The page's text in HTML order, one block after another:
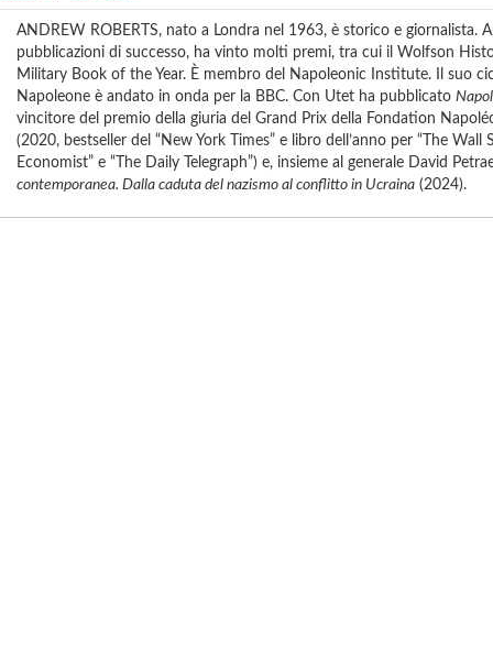
ANDREW ROBERTS, nato a Londra nel 1963, è storico e giornalista.
pubblicazioni di successo, ha vinto molti premi, tra cui il Wolfson
Military Book of the Year. È membro del Napoleonic Institute. Il suo
Napoleone è andato in onda per la BBC. Con Utet ha pubblicato
vincitore del premio della giuria del Grand Prix della Fondation
(2020, bestseller del “New York Times” e libro dell’anno per “The Wall
Economist” e “The Daily Telegraph”) e, insieme al generale David
contemporanea. Dalla caduta del nazismo al conflitto in Ucraina (2024).